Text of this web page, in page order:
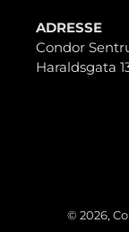
ADRESSE
Condor
Haraldsgata
© 2026,